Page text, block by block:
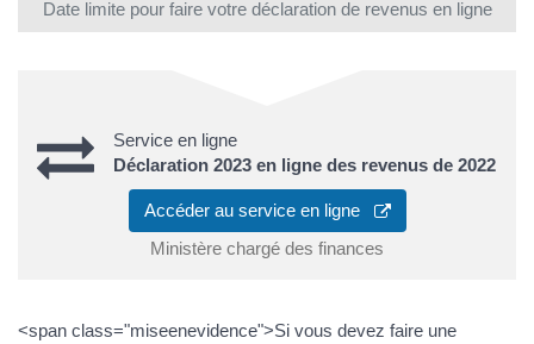
Date limite pour faire votre déclaration de revenus en ligne
Service en ligne
Déclaration 2023 en ligne des revenus de 2022
Accéder au service en ligne
Ministère chargé des finances
<span class="miseenevidence">Si vous devez faire une